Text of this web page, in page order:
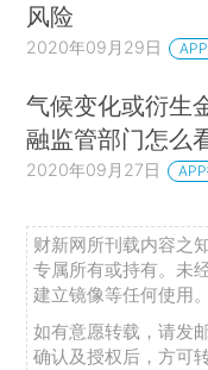
风险
2020年09月29日
气候变化或衍生
融监管部门怎么
2020年09月27日
财新网所刊载内容之
专属所有或持有。未
建立镜像等任何使用。
如有意愿转载，请发
确认及授权后，方可转